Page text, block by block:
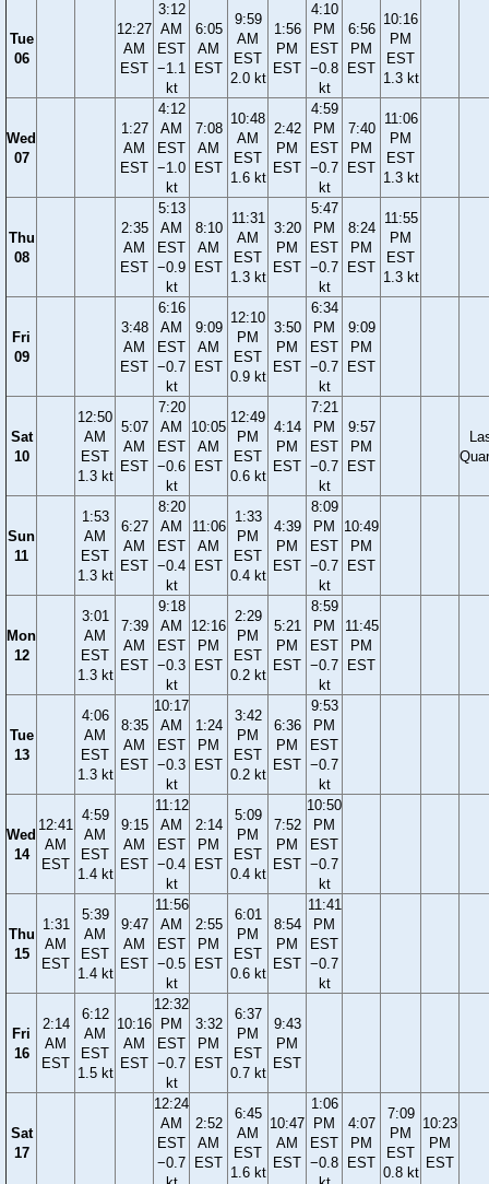
Tue
06
12:27
AM
EST
3:12
AM
EST
−1.1
kt
6:05
AM
EST
9:59
AM
EST
2.0 kt
1:56
PM
EST
4:10
PM
EST
−0.8
kt
6:56
PM
EST
10:16
PM
EST
1.3 kt
Wed
07
1:27
AM
EST
4:12
AM
EST
−1.0
kt
7:08
AM
EST
10:48
AM
EST
1.6 kt
2:42
PM
EST
4:59
PM
EST
−0.7
kt
7:40
PM
EST
11:06
PM
EST
1.3 kt
Thu
08
2:35
AM
EST
5:13
AM
EST
−0.9
kt
8:10
AM
EST
11:31
AM
EST
1.3 kt
3:20
PM
EST
5:47
PM
EST
−0.7
kt
8:24
PM
EST
11:55
PM
EST
1.3 kt
Fri
09
3:48
AM
EST
6:16
AM
EST
−0.7
kt
9:09
AM
EST
12:10
PM
EST
0.9 kt
3:50
PM
EST
6:34
PM
EST
−0.7
kt
9:09
PM
EST
Sat
10
12:50
AM
EST
1.3 kt
5:07
AM
EST
7:20
AM
EST
−0.6
kt
10:05
AM
EST
12:49
PM
EST
0.6 kt
4:14
PM
EST
7:21
PM
EST
−0.7
kt
9:57
PM
EST
Sun
11
1:53
AM
EST
1.3 kt
6:27
AM
EST
8:20
AM
EST
−0.4
kt
11:06
AM
EST
1:33
PM
EST
0.4 kt
4:39
PM
EST
8:09
PM
EST
−0.7
kt
10:49
PM
EST
Mon
12
3:01
AM
EST
1.3 kt
7:39
AM
EST
9:18
AM
EST
−0.3
kt
12:16
PM
EST
2:29
PM
EST
0.2 kt
5:21
PM
EST
8:59
PM
EST
−0.7
kt
11:45
PM
EST
Tue
13
4:06
AM
EST
1.3 kt
8:35
AM
EST
10:17
AM
EST
−0.3
kt
1:24
PM
EST
3:42
PM
EST
0.2 kt
6:36
PM
EST
9:53
PM
EST
−0.7
kt
Wed
14
12:41
AM
EST
4:59
AM
EST
1.4 kt
9:15
AM
EST
11:12
AM
EST
−0.4
kt
2:14
PM
EST
5:09
PM
EST
0.4 kt
7:52
PM
EST
10:50
PM
EST
−0.7
kt
Thu
15
1:31
AM
EST
5:39
AM
EST
1.4 kt
9:47
AM
EST
11:56
AM
EST
−0.5
kt
2:55
PM
EST
6:01
PM
EST
0.6 kt
8:54
PM
EST
11:41
PM
EST
−0.7
kt
Fri
16
2:14
AM
EST
6:12
AM
EST
1.5 kt
10:16
AM
EST
12:32
PM
EST
−0.7
kt
3:32
PM
EST
6:37
PM
EST
0.7 kt
9:43
PM
EST
Sat
17
12:24
AM
EST
−0.7
2:52
AM
EST
6:45
AM
EST
1.6 kt
10:47
AM
EST
1:06
PM
EST
−0.8
4:07
PM
EST
7:09
PM
EST
0.8 kt
10:23
PM
EST